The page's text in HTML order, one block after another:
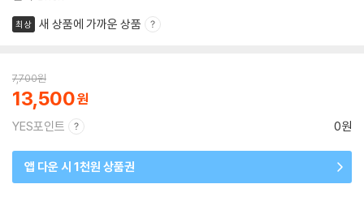
최상 새 상품에 가까운 상품
7,700원
13,500
YES포인트 0원
앱 다운 시 1천원 상품권